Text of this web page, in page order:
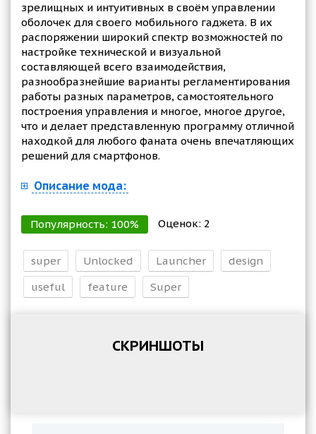
зрелищных и интуитивных в своём управлении
оболочек для своего мобильного гаджета. В их
распоряжении широкий спектр возможностей по
настройке технической и визуальной
составляющей всего взаимодействия,
разнообразнейшие варианты регламентирования
работы разных параметров, самостоятельного
построения управления и многое, многое другое,
что и делает представленную программу отличной
находкой для любого фаната очень впечатляющих
решений для смартфонов.
Описание мода:
Популярность: 100% Оценок: 2
super Unlocked Launcher
design
useful
feature Super
СКРИНШОТЫ